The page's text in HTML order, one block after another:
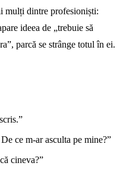
mulți dintre profesioniști:
ideea de „trebuie să
parcă se strânge totul în ei.
ce m-ar asculta pe mine?”
cineva?”